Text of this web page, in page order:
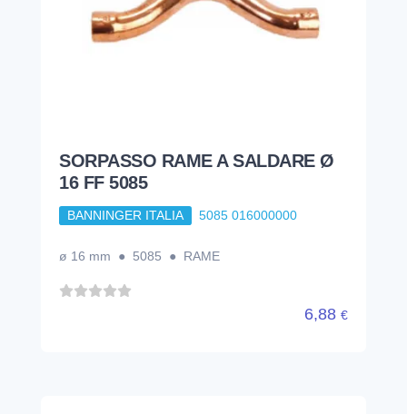
SORPASSO RAME A SALDARE Ø
16 FF 5085
BANNINGER ITALIA 5085 016000000
ø 16 mm ● 5085 ● RAME
6,88 €